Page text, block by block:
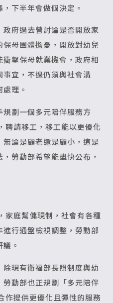
下半年會做個決定。
府過去曾討論是否開放家
母團體擔憂，開放對幼兒
擊保母就業機會，政府相
宜，不過仍須與社會溝
理。
劃一個多元陪伴服務方
聘請移工，移工能以更優化
論是顧老還是顧小，這是
勞動部希望能盡快公布，
家庭幫傭現制，社會有各種
行通盤檢視調整，勞動部
。
現有衛福部長照制度與幼
動部也正規劃「多元陪伴
作提供更優化且彈性的服務